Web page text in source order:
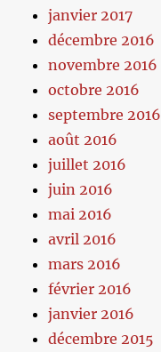
janvier 2017
décembre 2016
novembre 2016
octobre 2016
septembre 2016
août 2016
juillet 2016
juin 2016
mai 2016
avril 2016
mars 2016
février 2016
janvier 2016
décembre 2015